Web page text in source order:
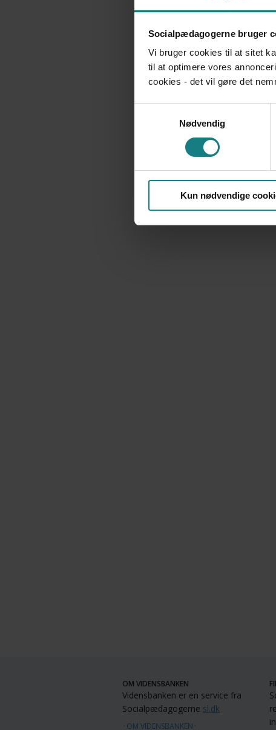
Socialpædagogerne bruger
Vi bruger cookies til at sitet
til at optimere vores
cookies - det vil gøre det
Nødvendig
Kun nødvendige
OM VIDENSBANKEN
Vidensbanken er en service fra
Socialpædagogerne sl.dk
OM VIDENSBANKEN